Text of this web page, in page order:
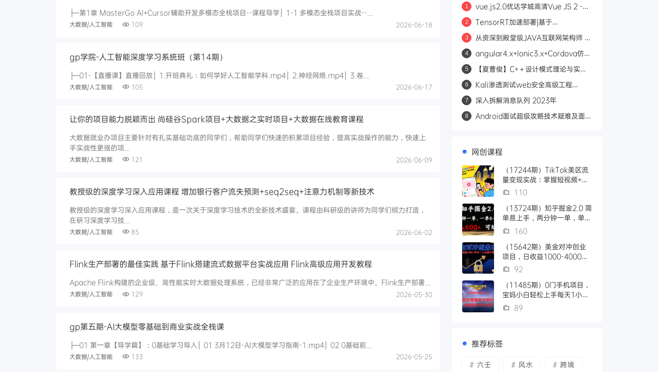
├─第1章 MasterGo AI+Cursor辅助开发多模态全栈项目--课程导学│ 1-1 多模态全栈项目实战--...
大数据/人工智能 109 2026-06-18
gp学院-人工智能深度学习系统班（第14期）
├─01-【直播课】直播回放│ 1.开班典礼：如何学好人工智能学科.mp4│ 2.神经网络.mp4│ 3.卷...
大数据/人工智能 105 2026-06-17
让你的项目能力脱颖而出 尚硅谷Spark项目+大数据之实时项目+大数据在线教育课程
大数据就业办项目主要针对有扎实基础功底的同学们，帮助同学们快速的积累项目经验，提高实战操作的能力，快速上
手实战性更强的项...
大数据/人工智能 121 2026-06-09
教授级的深度学习深入应用课程 增加银行客户流失预测+seq2seq+注意力机制等新技术
教授级的深度学习深入应用课程，是一次关于深度学习技术的全新技术盛宴。课程由科研级的讲师为同学们倾力打造，
在研习深度学习技...
大数据/人工智能 85 2026-06-02
Flink生产部署的最佳实践 基于Flink搭建流式数据平台实战应用 Flink高级应用开发教程
Apache Flink构建的企业级、高性能实时大数据处理系统，已经非常广泛的应用在了企业生产环境中。Flink生产部署...
大数据/人工智能 129 2026-05-30
gp第五期-AI大模型零基础到商业实战全栈课
├─01 第一章【导学篇】：0基础学习导入│ 01 3月12日-AI大模型学习指南-1.mp4│ 02 0基础前...
大数据/人工智能 133 2026-05-25
1
vue.js2.0优达学城高清Vue JS 2 -
2
TensorRT加速部署|基于
3
从资深到殿堂级JAVA互联网架构师 企
百万架构师
4
angular4.x+Ionic3.x+Cordova仿京
5
【夏曹俊】C+＋设计模式理论与实战
6
Kali渗透测试web安全高级工程
7 深入拆解消息队列 2023年
8
Android面试超级攻略技术疑难及面试
网创课程
（17244期）TikTok美区流
量变现实战：掌握短视频+达
人+广告三板斧，驱动店铺稳
110
（13724期）知乎掘金2.0 简
单易上手，两分钟一单，单机
600+可矩阵
160
（15642期）美金对冲创业
项目，日收益1000-4000，
小众暴力项目
92
（11485期）0门手机项目，
宝妈小白轻松上手每天1小时
几十到几百元真实可靠长期稳
89
推荐标签
六壬 风水 跨境